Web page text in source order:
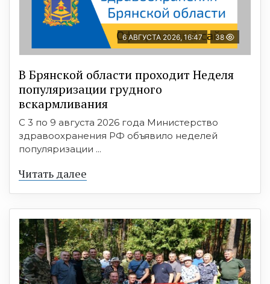
6 АВГУСТА 2026, 16:47 38
В Брянской области проходит Неделя
популяризации грудного
вскармливания
С 3 по 9 августа 2026 года Министерство
здравоохранения РФ объявило неделей
популяризации ...
Читать далее